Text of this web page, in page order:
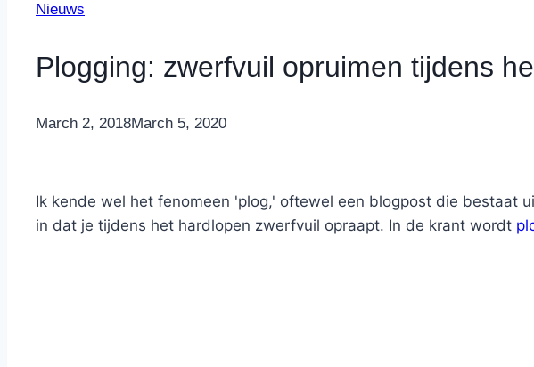
Nieuws
Plogging: zwerfvuil opruimen tijdens
ByNicole
March 2, 2018March 5, 2020
Ik kende wel het fenomeen 'plog,' oftewel een blogpost die bestaat
in dat je tijdens het hardlopen zwerfvuil opraapt. In de krant wordt